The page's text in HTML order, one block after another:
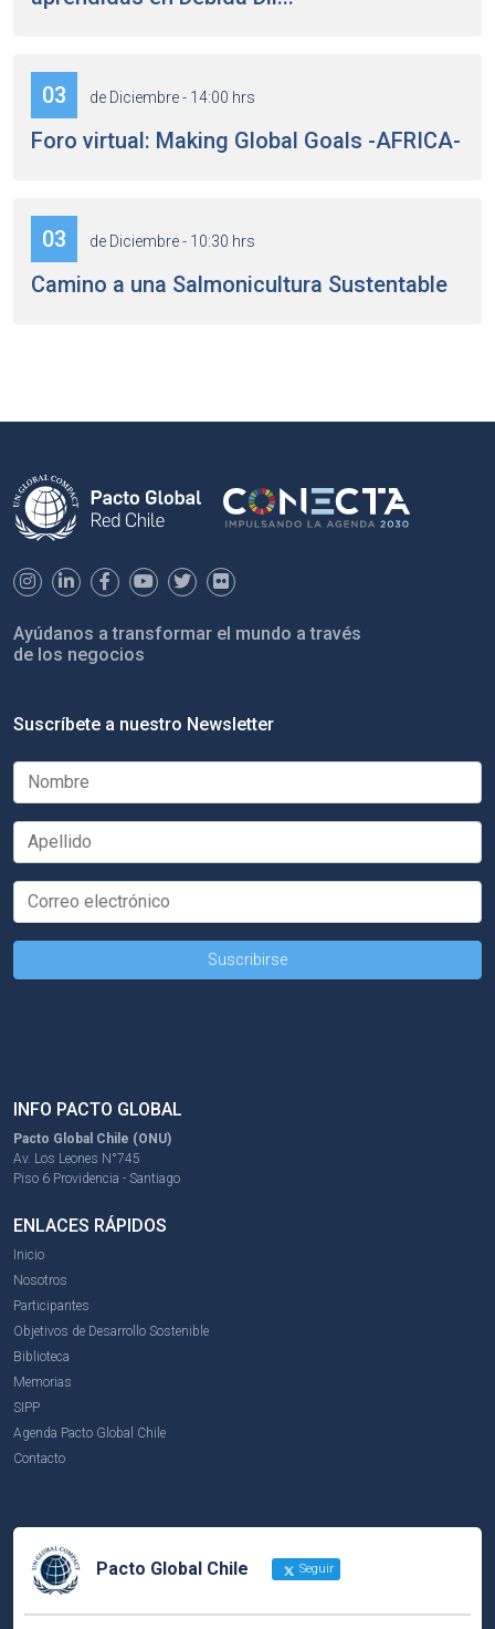
03 de Diciembre - 14:00 hrs
Foro virtual: Making Global Goals -AFRICA-
03 de Diciembre - 10:30 hrs
Camino a una Salmonicultura Sustentable
Ayúdanos a transformar el mundo a través
de los negocios
Suscríbete a nuestro Newsletter
INFO PACTO GLOBAL
Pacto Global Chile (ONU)
Av. Los Leones N°745
Piso 6 Providencia - Santiago
ENLACES RÁPIDOS
Inicio
Nosotros
Participantes
Objetivos de Desarrollo Sostenible
Biblioteca
Memorias
SIPP
Agenda Pacto Global Chile
Contacto
Pacto Global Chile Seguir